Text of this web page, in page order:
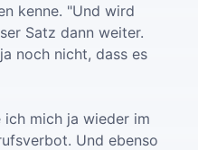
kenne. "Und wird
Satz dann weiter.
noch nicht, dass es
mich ja wieder im
Und ebenso